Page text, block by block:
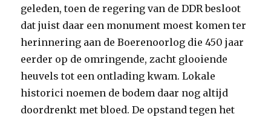
geleden, toen de regering van de DDR besloot
dat juist daar een monument moest komen ter
herinnering aan de Boerenoorlog die 450 jaar
eerder op de omringende, zacht glooiende
heuvels tot een ontlading kwam. Lokale
historici noemen de bodem daar nog altijd
doordrenkt met bloed. De opstand tegen het